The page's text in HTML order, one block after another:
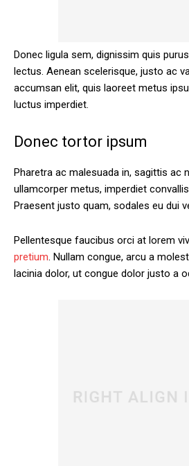
Donec ligula sem, dignissim quis
lectus. Aenean scelerisque, justo ac
accumsan elit, quis laoreet metus
luctus imperdiet.
Donec tortor ipsum
Pharetra ac malesuada in, sagittis ac
ullamcorper metus, imperdiet
Praesent justo quam, sodales eu dui
Pellentesque faucibus orci at lorem
pretium . Nullam congue, arcu a
lacinia dolor, ut congue dolor justo a